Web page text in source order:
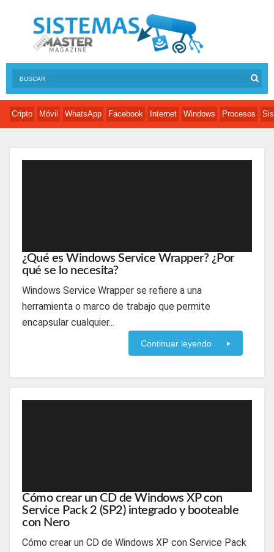
Cripto Móvil WhatsApp Facebook Internet Windows Procesos
¿Qué es Windows Service Wrapper? ¿Por
qué se lo necesita?
Windows Service Wrapper se refiere a una
herramienta o marco de trabajo que permite
encapsular cualquier...
Continuar leyendo
Cómo crear un CD de Windows XP con
Service Pack 2 (SP2) integrado y booteable
con Nero
Cómo crear un CD de Windows XP con Service Pack